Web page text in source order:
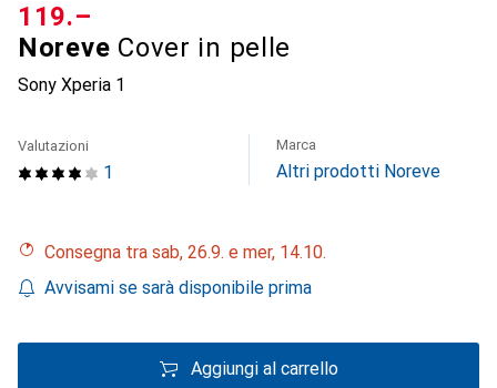
Noreve Cover in pelle
Sony Xperia 1
CHF
119.–
1
Valutazioni Marca
Altri prodotti Noreve
Consegna tra sab, 26.9. e mer, 14.10.
Avvisami se sarà disponibile prima
Aggiungi al carrello